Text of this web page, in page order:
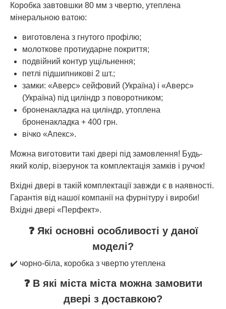
Коробка завтовшки 80 мм з чвертю, утеплена
мінеральною ватою:
виготовлена з гнутого профілю;
молоткове протиударне покриття;
подвійний контур ущільнення;
петлі підшипникові 2 шт.;
замки: «Аверс» сейфовий (Україна) і «Аверс»
(Україна) під циліндр з поворотником;
броненакладка на циліндр, утоплена
броненакладка + 400 грн.
вічко «Апекс».
Можна виготовити такі двері під замовлення! Будь-
який колір, візерунок та комплектація замків і ручок!
Вхідні двері в такій комплектації завжди є в наявності.
Гарантія від нашої компанії на фурнітуру і вироби!
Вхідні двері «Перфект».
❓ Які основні особливості у даної
моделі?
✔️ чорно-біла, коробка з чвертю утеплена
❓ В які міста міста можна замовити
двері з доставкою?